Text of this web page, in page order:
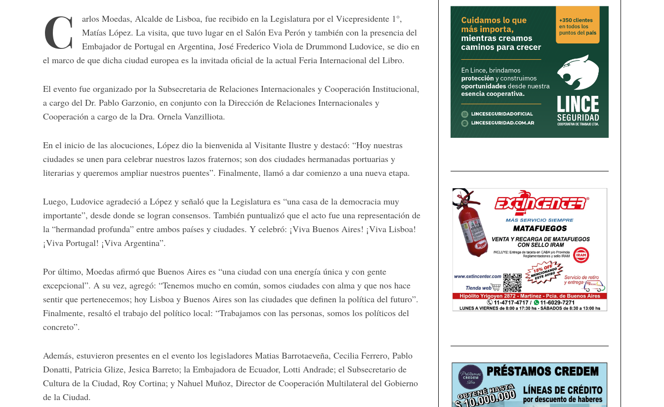
C
arlos Moedas, Alcalde de Lisboa, fue recibido en la Legislatura por el Vicepresidente 1°,
Matías López. La visita, que tuvo lugar en el Salón Eva Perón y también con la presencia del
Embajador de Portugal en Argentina, José Frederico Viola de Drummond Ludovice, se dio en
el marco de que dicha ciudad europea es la invitada oficial de la actual Feria Internacional del Libro.
El evento fue organizado por la Subsecretaria de Relaciones Internacionales y Cooperación Institucional,
a cargo del Dr. Pablo Garzonio, en conjunto con la Dirección de Relaciones Internacionales y
Cooperación a cargo de la Dra. Ornela Vanzilliota.
En el inicio de las alocuciones, López dio la bienvenida al Visitante Ilustre y destacó: “Hoy nuestras
ciudades se unen para celebrar nuestros lazos fraternos; son dos ciudades hermanadas portuarias y
literarias y queremos ampliar nuestros puentes”. Finalmente, llamó a dar comienzo a una nueva etapa.
Luego, Ludovice agradeció a López y señaló que la Legislatura es “una casa de la democracia muy
importante”, desde donde se logran consensos. También puntualizó que el acto fue una representación de
la “hermandad profunda” entre ambos países y ciudades. Y celebró: ¡Viva Buenos Aires! ¡Viva Lisboa!
¡Viva Portugal! ¡Viva Argentina”.
Por último, Moedas afirmó que Buenos Aires es “una ciudad con una energía única y con gente
excepcional”. A su vez, agregó: “Tenemos mucho en común, somos ciudades con alma y que nos hace
sentir que pertenecemos; hoy Lisboa y Buenos Aires son las ciudades que definen la política del futuro”.
Finalmente, resaltó el trabajo del político local: “Trabajamos con las personas, somos los políticos del
concreto”.
Además, estuvieron presentes en el evento los legisladores Matias Barrotaeveña, Cecilia Ferrero, Pablo
Donatti, Patricia Glize, Jesica Barreto; la Embajadora de Ecuador, Lotti Andrade; el Subsecretario de
Cultura de la Ciudad, Roy Cortina; y Nahuel Muñoz, Director de Cooperación Multilateral del Gobierno
de la Ciudad.
e
c
h